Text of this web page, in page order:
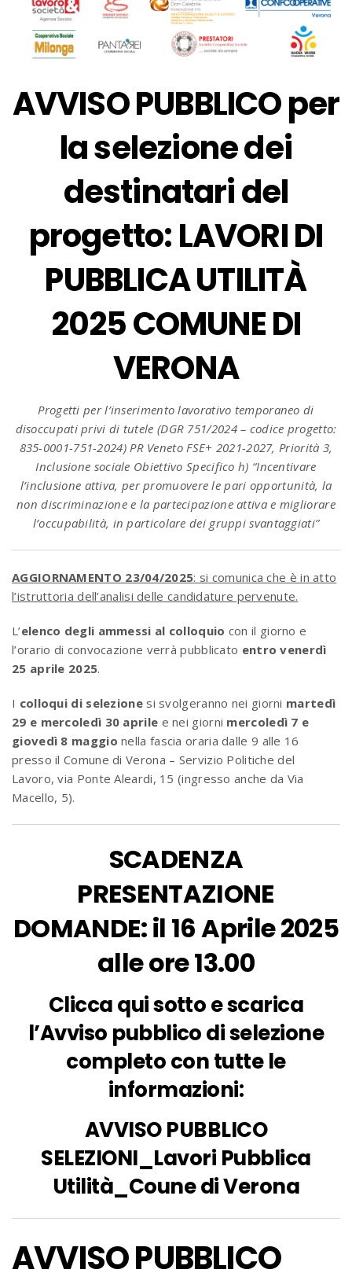
AVVISO PUBBLICO per
la selezione dei
destinatari del
progetto: LAVORI DI
PUBBLICA UTILITÀ
2025 COMUNE DI
VERONA
Progetti per l’inserimento lavorativo temporaneo di
disoccupati privi di tutele (DGR 751/2024 – codice progetto:
835-0001-751-2024) PR Veneto FSE+ 2021-2027, Priorità 3,
Inclusione sociale Obiettivo Specifico h) “Incentivare
l’inclusione attiva, per promuovere le pari opportunità, la
non discriminazione e la partecipazione attiva e migliorare
l’occupabilità, in particolare dei gruppi svantaggiati”
AGGIORNAMENTO 23/04/2025: si comunica che è in atto
l’istruttoria dell’analisi delle candidature pervenute.
L’elenco degli ammessi al colloquio con il giorno e
l’orario di convocazione verrà pubblicato entro venerdì
25 aprile 2025.
I colloqui di selezionesi svolgeranno nei giorni martedì
29 e mercoledì 30 aprile e nei giorni mercoledì 7 e
giovedì 8 maggio nella fascia oraria dalle 9 alle 16
presso il Comune di Verona – Servizio Politiche del
Lavoro, via Ponte Aleardi, 15 (ingresso anche da Via
Macello, 5).
SCADENZA
PRESENTAZIONE
DOMANDE: il 16 Aprile 2025
alle ore 13.00
Clicca qui sotto e scarica
l’Avviso pubblico di selezione
completo con tutte le
informazioni:
AVVISO PUBBLICO
SELEZIONI_Lavori Pubblica
Utilità_Coune di Verona
AVVISO PUBBLICO